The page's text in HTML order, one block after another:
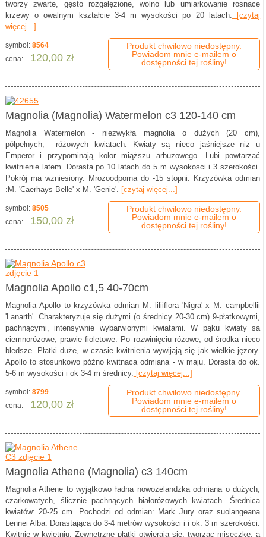
tworzy zwarte, gęsto rozgałęzione, wolno lub umiarkowanie rosnące
krzewy o owalnym kształcie 3-4 m wysokości po 20 latach. [czytaj
więcej...]
symbol: 8564
cena:
120,00 zł
Produkt chwilowo niedostępny.
Powiadom mnie e-mailem o
dostępności tej rośliny!
Magnolia (Magnolia) Watermelon c3 120-140 cm
Magnolia Watermelon - niezwykła magnolia o dużych (20 cm),
półpełnych, różowych kwiatach. Kwiaty są nieco jaśniejsze niż u
Emperor i przypominają kolor miąższu arbuzowego. Lubi powtarzać
kwitnienie latem. Dorasta po 10 latach do 5 m wysokosci i 3 szerokości.
Pokrój ma wzniesiony. Mrozoodporna do -15 stopni. Krzyzówka odmian
:M. 'Caerhays Belle' x M. 'Genie'. [czytaj więcej...]
symbol: 8505
cena:
150,00 zł
Produkt chwilowo niedostępny.
Powiadom mnie e-mailem o
dostępności tej rośliny!
Magnolia Apollo c1,5 40-70cm
Magnolia Apollo to krzyżówka odmian M. liliiflora 'Nigra' x M. campbellii
'Lanarth'. Charakteryzuje się dużymi (o średnicy 20-30 cm) 9-płatkowymi,
pachnącymi, intensywnie wybarwionymi kwiatami. W pąku kwiaty są
ciemnoróżowe, prawie fioletowe. Po rozwinięciu różowe, od środka nieco
bledsze. Płatki duże, w czasie kwitnienia wywijają się jak wielkie jęzory.
Apollo to stosunkowo późno kwitnąca odmiana - w maju. Dorasta do ok.
5-6 m wysokości i ok 3-4 m średnicy. [czytaj więcej...]
symbol: 8799
cena:
120,00 zł
Produkt chwilowo niedostępny.
Powiadom mnie e-mailem o
dostępności tej rośliny!
Magnolia Athene (Magnolia) c3 140cm
Magnolia Athene to wyjątkowo ładna nowozelandzka odmiana o dużych,
czarkowatych, ślicznie pachnących białoróżowych kwiatach. Średnica
kwiatów: 20-25 cm. Pochodzi od odmian: Mark Jury oraz suolangeana
Lennei Alba. Dorastająca do 3-4 metrów wysokości i i ok. 3 m szerokości.
Kwitnie w kwietniu. Zewnętrzne płatki otwierają się, tworząc miseczkę, a